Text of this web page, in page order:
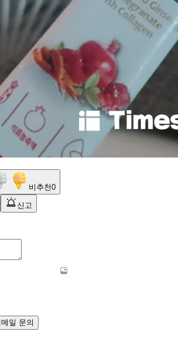
비추천0
신고
메일 문의